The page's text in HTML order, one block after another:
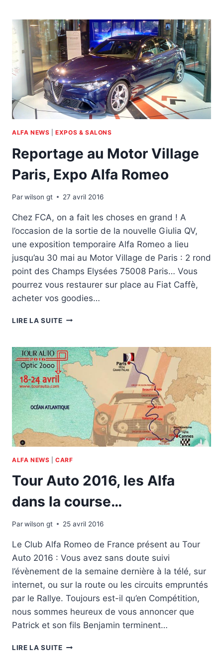
PAR
J-
C
ALFA NEWS |EXPOS & SALONS
Reportage au Motor Village
Paris, Expo Alfa Romeo
Parwilson gt 27 avril 2016
Chez FCA, on a fait les choses en grand ! A
l’occasion de la sortie de la nouvelle Giulia QV,
une exposition temporaire Alfa Romeo a lieu
jusqu’au 30 mai au Motor Village de Paris : 2 rond
point des Champs Elysées 75008 Paris… Vous
pourrez vous restaurer sur place au Fiat Caffè,
acheter vos goodies…
LIRE LA SUITEREPORTAGE
VILLAGE
PARIS,
EXPO
ALFA
ROMEO
ALFA NEWS |CARF
Tour Auto 2016, les Alfa
dans la course…
Parwilson gt 25 avril 2016
Le Club Alfa Romeo de France présent au Tour
Auto 2016 : Vous avez sans doute suivi
l’évènement de la semaine dernière à la télé, sur
internet, ou sur la route ou les circuits empruntés
par le Rallye. Toujours est-il qu’en Compétition,
nous sommes heureux de vous annoncer que
Patrick et son fils Benjamin terminent…
LIRE LA SUITETOUR